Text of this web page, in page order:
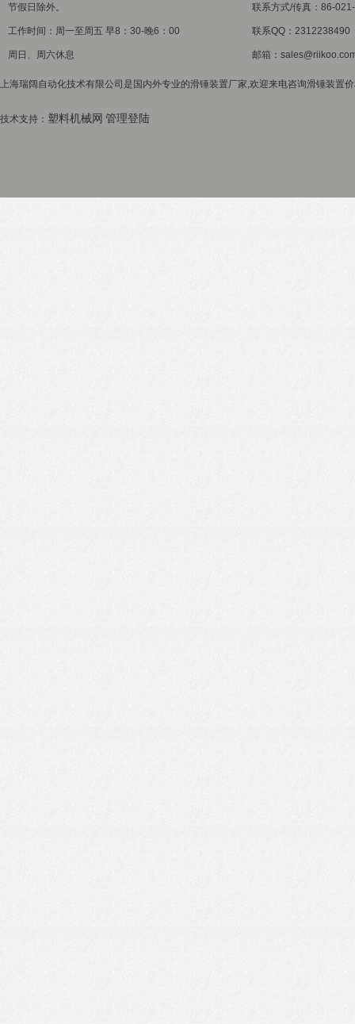
节假日除外。
工作时间：周一至周五 早8：30-晚6：00
周日、周六休息
联系方式/传真：86-
联系QQ：2312238490
邮箱：
上海瑞阔自动化技术有限公司是国内外专业的滑锤装置厂家,欢迎来电咨询滑锤装置
技术支持： 塑料机械网 管理登陆